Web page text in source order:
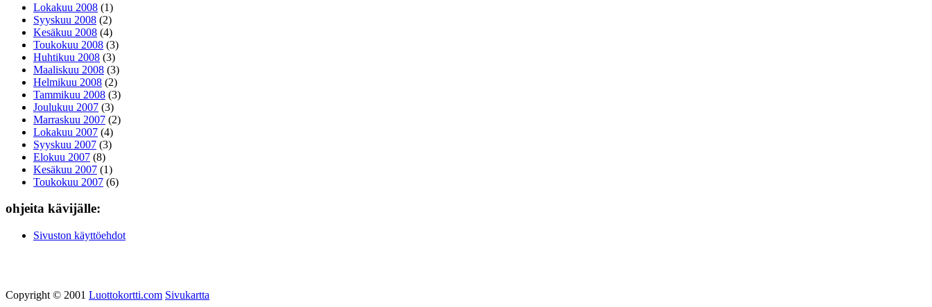
Lokakuu 2008 (1)
Syyskuu 2008 (2)
Kesäkuu 2008 (4)
Toukokuu 2008 (3)
Huhtikuu 2008 (3)
Maaliskuu 2008 (3)
Helmikuu 2008 (2)
Tammikuu 2008 (3)
Joulukuu 2007 (3)
Marraskuu 2007 (2)
Lokakuu 2007 (4)
Syyskuu 2007 (3)
Elokuu 2007 (8)
Kesäkuu 2007 (1)
Toukokuu 2007 (6)
ohjeita kävijälle:
Sivuston käyttöehdot
Copyright © 2001 Luottokortti.com Sivukartta